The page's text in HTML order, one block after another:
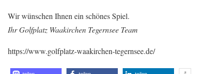
Wir wünschen Ihnen ein schönes Spiel.
Ihr Golfplatz Waakirchen Tegernsee Team
https://www.golfplatz-waakirchen-tegernsee.de/